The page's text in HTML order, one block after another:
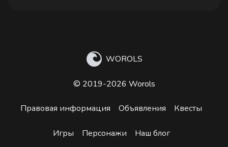
WOROLS
© 2019-2026 Worols
Правовая информация Объявления Квесты
Игры Персонажи Наш блог